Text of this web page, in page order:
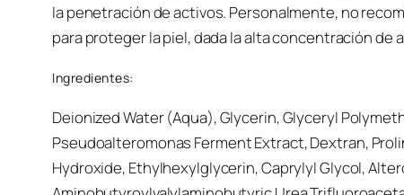
la penetración de activos. Personalmente, no
para proteger la piel, dada la alta concentración de
Ingredientes:
Deionized Water (Aqua), Glycerin, Glyceryl
Pseudoalteromonas Ferment Extract, Dextran,
Hydroxide, Ethylhexylglycerin, Caprylyl Glycol,